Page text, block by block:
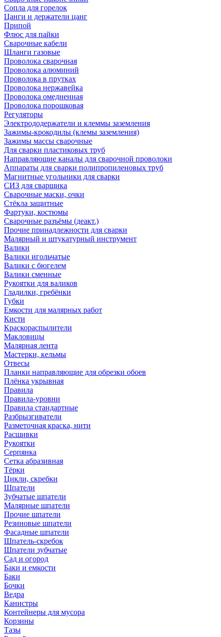
Сопла для горелок
Цанги и держатели цанг
Припой
Флюс для пайки
Сварочные кабели
Шланги газовые
Проволока сварочная
Проволока алюминий
Проволока в прутках
Проволока нержавейка
Проволока омедненная
Проволока порошковая
Регуляторы
Электрододержатели и клеммы заземления
Зажимы-крокодилы (клемы заземления)
Зажимы массы сварочные
Для сварки пластиковых труб
Направляющие каналы для сварочной проволоки
Аппараты для сварки полипропиленовых труб
Магнитные угольники для сварки
СИЗ для сварщика
Сварочные маски, очки
Стёкла защитные
Фартуки, костюмы
Сварочные разъёмы (деакт.)
Прочие принадлежности для сварки
Малярный и штукатурный инструмент
Валики
Валики игольчатые
Валики с бюгелем
Валики сменные
Рукоятки для валиков
Гладилки, гребёнки
Губки
Емкости для малярных работ
Кисти
Краскораспылители
Макловицы
Малярная лента
Мастерки, кельмы
Отвесы
Планки направляющие для обрезки обоев
Плёнка укрывная
Правила
Правила-уровни
Правила стандартные
Разбрызгиватели
Разметочная краска, нити
Расшивки
Рукоятки
Серпянка
Сетка абразивная
Тёрки
Цикли, скребки
Шпатели
Зубчатые шпатели
Малярные шпатели
Прочие шпатели
Резиновые шпатели
Фасадные шпатели
Шпатель-скребок
Шпатели зубчатые
Сад и огород
Баки и емкости
Баки
Бочки
Ведра
Канистры
Контейнеры для мусора
Корзины
Тазы